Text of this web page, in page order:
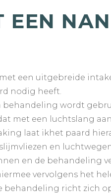
EEN
een uitgebreide
nodig heeft.
behandeling wordt
met een luchtslang
laat ikhet paard
en
en de behandeling
vervolgens het
behandeling richt zich